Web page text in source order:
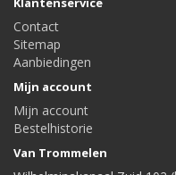
Contact
Sitemap
Aanbiedingen
Mijn account
Mijn account
Bestelhistorie
Van Trommelen